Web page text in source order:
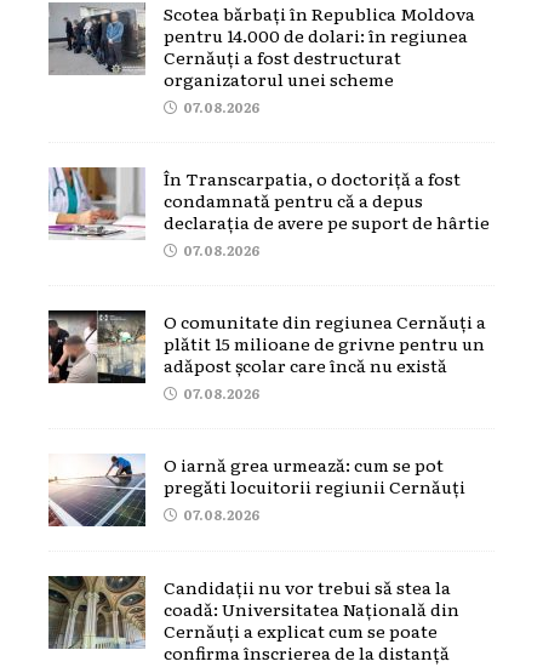
Scotea bărbați în Republica Moldova
pentru 14.000 de dolari: în regiunea
Cernăuți a fost destructurat
organizatorul unei scheme
07.08.2026
În Transcarpatia, o doctoriță a fost
condamnată pentru că a depus
declarația de avere pe suport de hârtie
07.08.2026
O comunitate din regiunea Cernăuți a
plătit 15 milioane de grivne pentru un
adăpost școlar care încă nu există
07.08.2026
O iarnă grea urmează: cum se pot
pregăti locuitorii regiunii Cernăuți
07.08.2026
Candidații nu vor trebui să stea la
coadă: Universitatea Națională din
Cernăuți a explicat cum se poate
confirma înscrierea de la distanță